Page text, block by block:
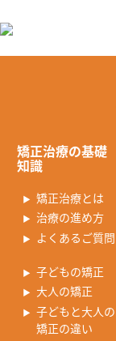
矯正治療の基礎
知識
矯正治療とは
治療の進め方
よくあるご質問
子どもの矯正
大人の矯正
子どもと大人の
矯正の違い